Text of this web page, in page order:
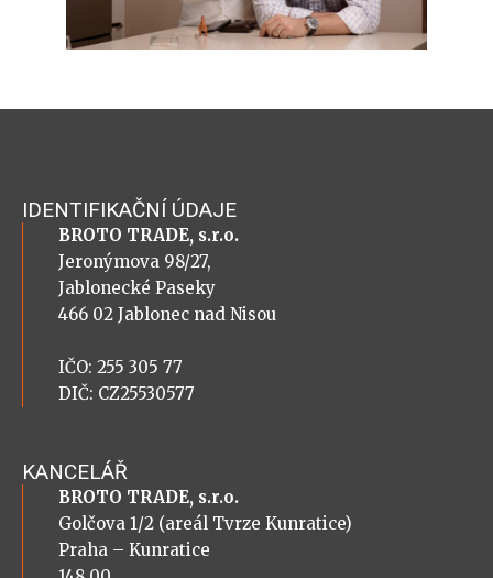
IDENTIFIKAČNÍ ÚDAJE
BROTO TRADE, s.r.o.
Jeronýmova 98/27,
Jablonecké Paseky
466 02 Jablonec nad Nisou
IČO: 255 305 77
DIČ: CZ25530577
KANCELÁŘ
BROTO TRADE, s.r.o.
Golčova 1/2 (areál Tvrze Kunratice)
Praha – Kunratice